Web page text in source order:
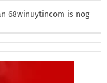
68winuytincom is nog